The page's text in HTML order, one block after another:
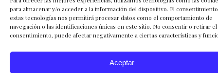
para almacenar y/o acceder a la información del dispositivo. El
estas tecnologías nos permitirá procesar datos como el comportamiento de
navegación o las identificaciones únicas en este sitio. No consentir o retirar el
consentimiento, puede afectar negativamente a ciertas características y
Aceptar
mañana.
Día 3: Conquista del Monte Toubkal
Nos levantaremos temprano a las 3:00h de la mañana,